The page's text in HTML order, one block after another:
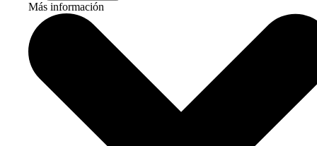
Más información